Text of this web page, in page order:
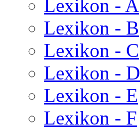
Lexikon - A
Lexikon - B
Lexikon - C
Lexikon - D
Lexikon - E
Lexikon - F